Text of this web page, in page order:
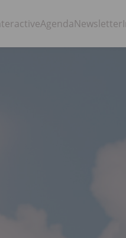
AgendaNewsletter